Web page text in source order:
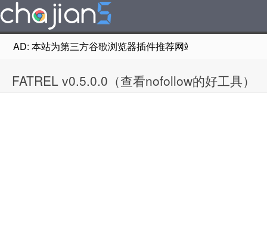
AD: 本站为第三方谷歌浏览器插件推荐网站，非Google
FATREL v0.5.0.0（查看nofollow的好工具）